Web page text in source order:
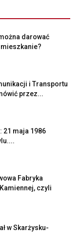
darować
i Transportu
przez...
21 maja 1986
Fabryka
czyli
w Skarżysku-